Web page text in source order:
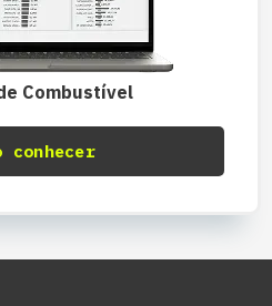
Combustível
conhecer